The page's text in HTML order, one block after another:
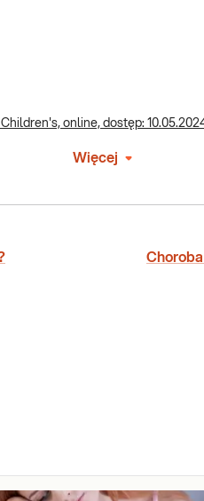
online, dostęp:
Więcej